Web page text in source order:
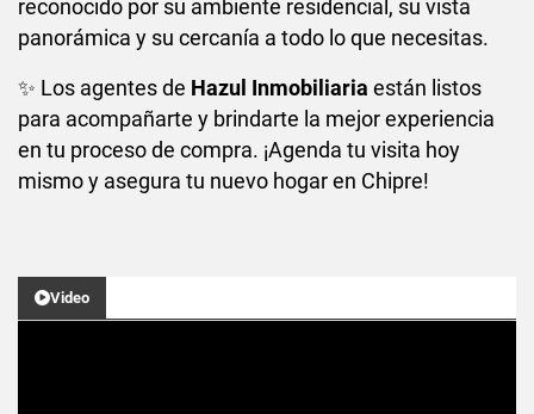
reconocido por su ambiente residencial, su vista
panorámica y su cercanía a todo lo que necesitas.
✨ Los agentes de Hazul Inmobiliaria están listos
para acompañarte y brindarte la mejor experiencia
en tu proceso de compra. ¡Agenda tu visita hoy
mismo y asegura tu nuevo hogar en Chipre!
Video